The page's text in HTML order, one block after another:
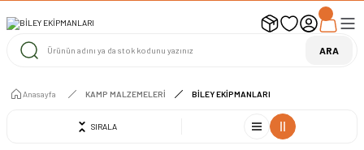
UYARI ! KARGOLAR 13 TEMMUZ 2026 YAPILACAK
1000 TL ve Üzeri Ücretsiz Kargo 1000 TL ve Üzeri Ücretsiz Kargo ARA
Anasayfa KAMP MALZEMELERİ BİLEY EKİPMANLARI
SIRALA